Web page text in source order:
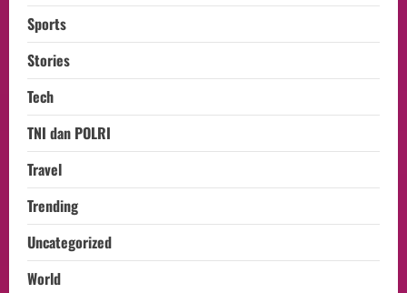
Sports
Stories
Tech
TNI dan POLRI
Travel
Trending
Uncategorized
World